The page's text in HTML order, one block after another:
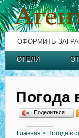
ОФОРМИТЬ
ОТЕЛИ
Погода
Поделиться…
Главная > Погода в